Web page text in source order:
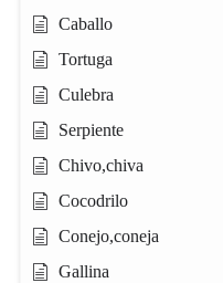
Caballo
Tortuga
Culebra
Serpiente
Chivo,chiva
Cocodrilo
Conejo,coneja
Gallina